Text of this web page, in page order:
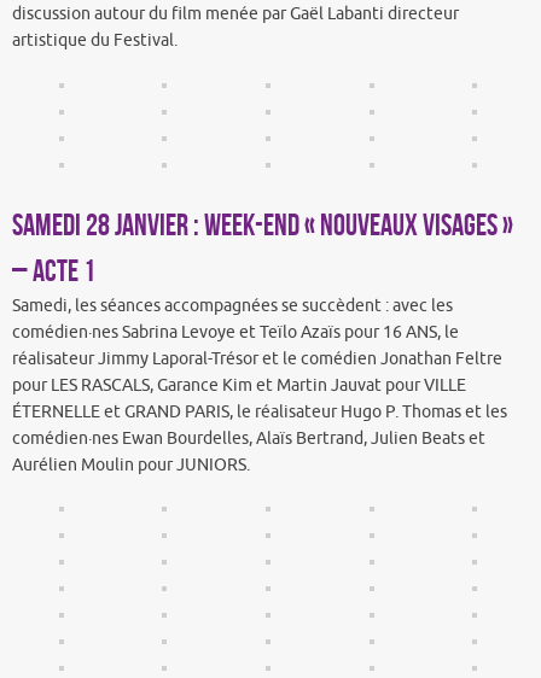
discussion autour du film menée par Gaël Labanti directeur
artistique du Festival.
Samedi 28 janvier : Week-end « Nouveaux visages »
– acte 1
Samedi, les séances accompagnées se succèdent : avec les
comédien·nes Sabrina Levoye et Teïlo Azaïs pour 16 ANS, le
réalisateur Jimmy Laporal-Trésor et le comédien Jonathan Feltre
pour LES RASCALS, Garance Kim et Martin Jauvat pour VILLE
ÉTERNELLE et GRAND PARIS, le réalisateur Hugo P. Thomas et les
comédien·nes Ewan Bourdelles, Alaïs Bertrand, Julien Beats et
Aurélien Moulin pour JUNIORS.